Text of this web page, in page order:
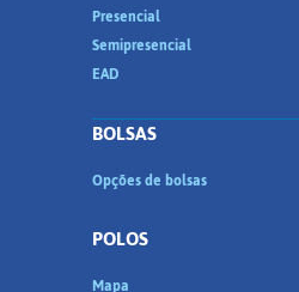
Presencial
Semipresencial
EAD
BOLSAS
Opções de bolsas
POLOS
Mapa